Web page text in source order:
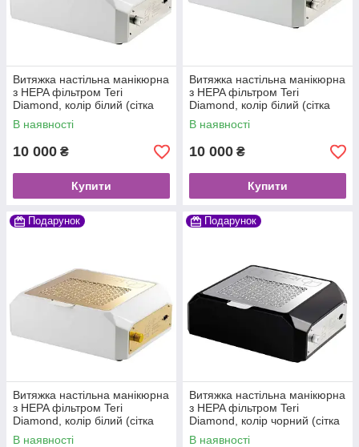
Витяжка настільна манікюрна
з HEPA фільтром Teri
Diamond, колір білий (сітка
металік)
В наявності
10 000 ₴
Купити
Витяжка настільна манікюрна
з HEPA фільтром Teri
Diamond, колір білий (сітка
біла)
В наявності
10 000 ₴
Купити
Подарунок
Витяжка настільна манікюрна
з HEPA фільтром Teri
Diamond, колір білий (сітка
золота)
В наявності
Подарунок
Витяжка настільна манікюрна
з HEPA фільтром Teri
Diamond, колір чорний (сітка
металік)
В наявності